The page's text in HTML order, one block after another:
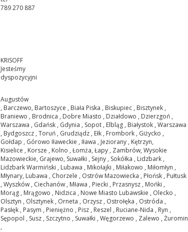
789 270 887
KRISOFF
Jesteśmy
dyspozycyjni
Augustów
, Barczewo, Bartoszyce , Biała Piska , Biskupiec , Bisztynek ,
Braniewo , Brodnica , Dobre Miasto , Działdowo , Dzierzgoń ,
Warszawa , Gdańsk , Gdynia , Sopot , Elbląg , Białystok , Warszawa
, Bydgoszcz , Toruń , Grudziądz , Ełk , Frombork , Giżycko ,
Gołdap , Górowo Iławeckie , Iława , Jeziorany , Kętrzyn,
Kisielice , Korsze , Kolno , Łomża, Łapy , Zambrów, Wysokie
Mazowieckie, Grajewo, Suwałki , Sejny , Sokółka , Lidzbark ,
Lidzbark Warmiński , Lubawa , Mikołajki , Miłakowo , Miłomłyn ,
Młynary, Lubawa , Chorzele , Ostrów Mazowiecka , Płońsk , Pułtusk
, Wyszków , Ciechanów , Mława , Piecki , Przasnysz , Mońki ,
Morąg , Mrągowo , Nidzica , Nowe Miasto Lubawskie , Olecko ,
Olsztyn , Olsztynek , Orneta , Orzysz , Ostrołęka , Ostróda ,
Pasłęk , Pasym , Pieniężno , Pisz , Reszel , Ruciane-Nida , Ryn ,
Sępopol , Susz , Szczytno , Suwałki , Węgorzewo , Zalewo , Żuromin
,